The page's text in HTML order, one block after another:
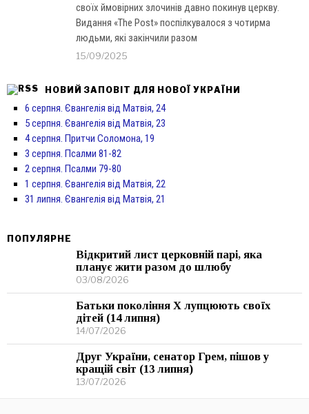
своїх ймовірних злочинів давно покинув церкву.
Видання «The Post» поспілкувалося з чотирма
людьми, які закінчили разом
15/09/2025
НОВИЙ ЗАПОВІТ ДЛЯ НОВОЇ УКРАЇНИ
6 серпня. Євангелія від Матвія, 24
5 серпня. Євангелія від Матвія, 23
4 серпня. Притчи Соломона, 19
3 серпня. Псалми 81-82
2 серпня. Псалми 79-80
1 серпня. Євангелія від Матвія, 22
31 липня. Євангелія від Матвія, 21
ПОПУЛЯРНЕ
Відкритий лист церковній парі, яка
планує жити разом до шлюбу
03/08/2026
Батьки покоління Х лупцюють своїх
дітей (14 липня)
14/07/2026
Друг України, сенатор Грем, пішов у
кращій світ (13 липня)
13/07/2026